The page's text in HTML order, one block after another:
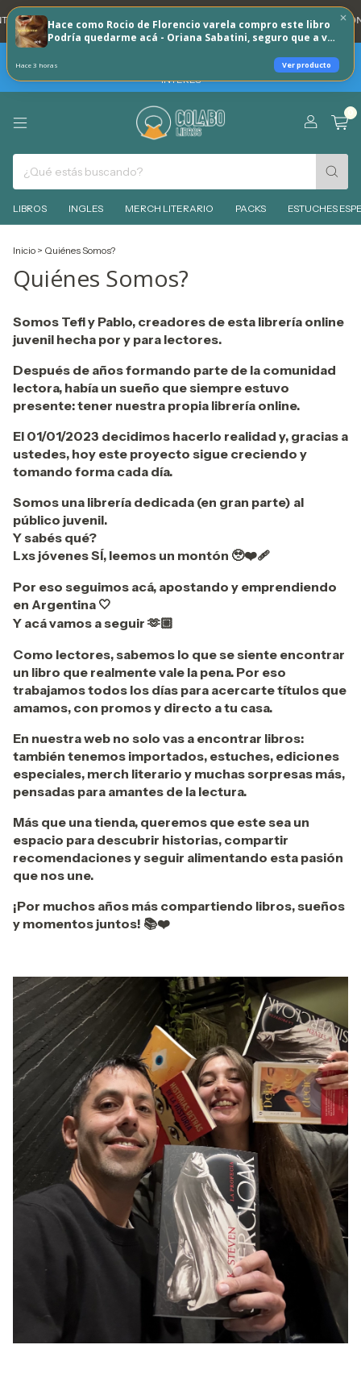
Hace como Rocio de Florencio varela compro este libro
Podría quedarme acá - Oriana Sabatini, seguro que a vos
Hace 3 horas Ver producto
20% REINTEGRO TODOS LOS DÍAS 🐶 💳 3 CUOTAS SIN INTERES CON
TARJETAS BBVA -HOY SABADO 8 DE AGOSTO 30% REINTEGRO + 3
CUOTAS SIN INTERES - MIERCOLES 12 DE AGOSTO 6 CUOTAS SIN
INTERES
LIBROS INGLES MERCH LITERARIO PACKS ESTUCHES
Inicio > Quiénes Somos?
Quiénes Somos?
Somos Tefi y Pablo, creadores de esta librería online
juvenil hecha por y para lectores.
Después de años formando parte de la comunidad
lectora, había un sueño que siempre estuvo
presente: tener nuestra propia librería online.
El 01/01/2023 decidimos hacerlo realidad y, gracias a
ustedes, hoy este proyecto sigue creciendo y
tomando forma cada día.
Somos una librería dedicada (en gran parte) al
público juvenil.
Y sabés qué?
Lxs jóvenes SÍ, leemos un montón 🥹❤️‍🩹
Por eso seguimos acá, apostando y emprendiendo
en Argentina 🤍
Y acá vamos a seguir 🫶🏼
Como lectores, sabemos lo que se siente encontrar
un libro que realmente vale la pena. Por eso
trabajamos todos los días para acercarte títulos que
amamos, con promos y directo a tu casa.
En nuestra web no solo vas a encontrar libros:
también tenemos importados, estuches, ediciones
especiales, merch literario y muchas sorpresas más,
pensadas para amantes de la lectura.
Más que una tienda, queremos que este sea un
espacio para descubrir historias, compartir
recomendaciones y seguir alimentando esta pasión
que nos une.
¡Por muchos años más compartiendo libros, sueños
y momentos juntos! 📚❤️